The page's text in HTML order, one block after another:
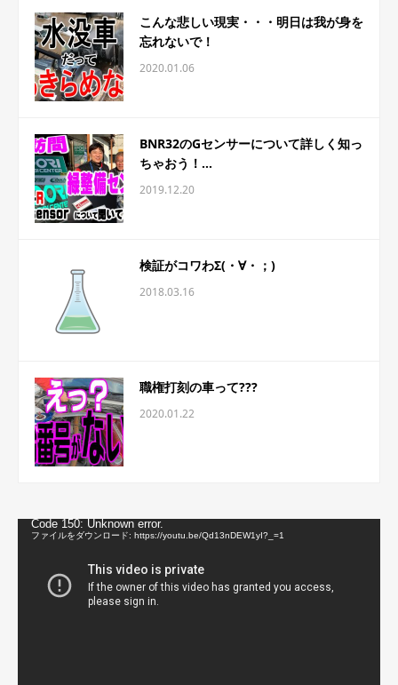
こんな悲しい現実・・・明日は我が身を
忘れないで！
2020.01.06
BNR32のGセンサーについて詳しく知っ
ちゃおう！...
2019.12.20
検証がコワわΣ(・∀・；)
2018.03.16
職権打刻の車って???
2020.01.22
動Code 150: Unknown error.
ファイルをダウンロード: https://youtu.be/Qd13nDEW1yI?_=1